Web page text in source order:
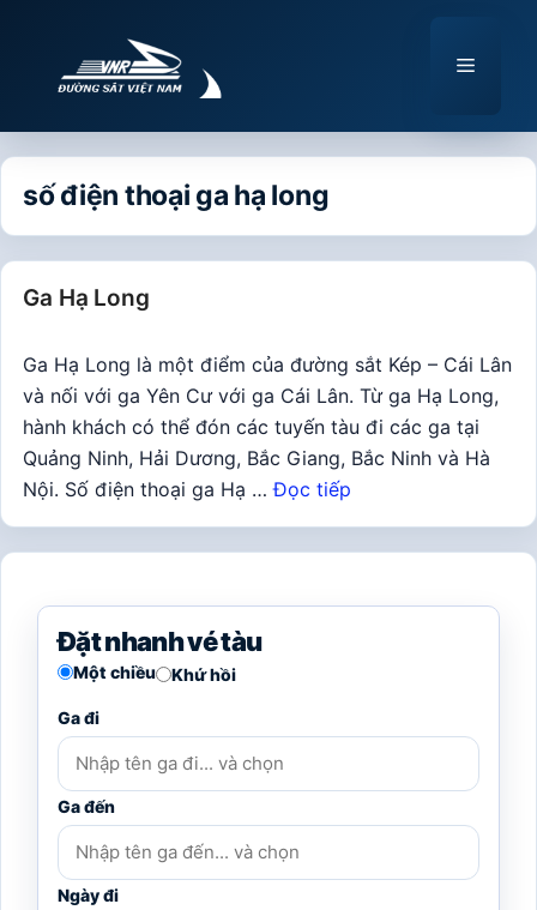
Menu
số điện thoại ga hạ long
Ga Hạ Long
Ga Hạ Long là một điểm của đường sắt Kép – Cái Lân
và nối với ga Yên Cư với ga Cái Lân. Từ ga Hạ Long,
hành khách có thể đón các tuyến tàu đi các ga tại
Quảng Ninh, Hải Dương, Bắc Giang, Bắc Ninh và Hà
Nội. Số điện thoại ga Hạ …Đọc tiếp
Đặt nhanh vé tàu
Một chiều Khứ hồi
Ga đi
Ga đến
Ngày đi